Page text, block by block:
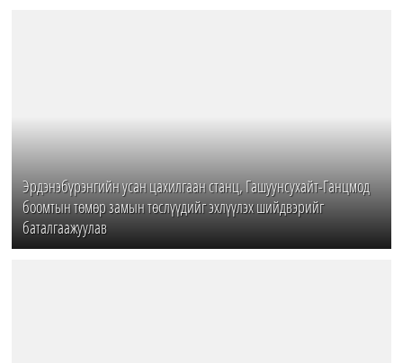
Эрдэнэбүрэнгийн усан цахилгаан станц, Гашуунсухайт-Ганцмод
боомтын төмөр замын төслүүдийг эхлүүлэх шийдвэрийг
баталгаажуулав